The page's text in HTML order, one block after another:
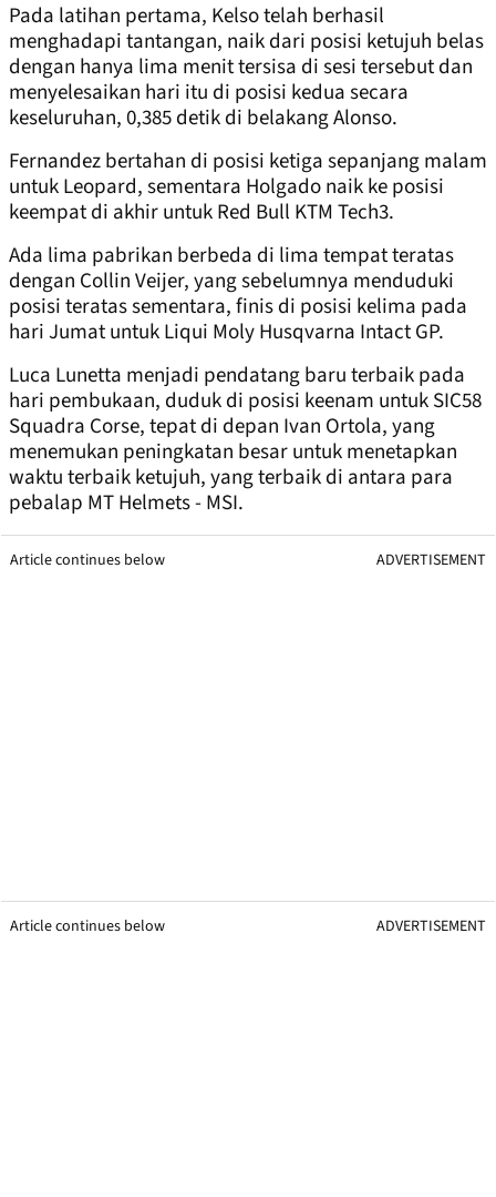
Pada latihan pertama, Kelso telah berhasil
menghadapi tantangan, naik dari posisi ketujuh belas
dengan hanya lima menit tersisa di sesi tersebut dan
menyelesaikan hari itu di posisi kedua secara
keseluruhan, 0,385 detik di belakang Alonso.
Fernandez bertahan di posisi ketiga sepanjang malam
untuk Leopard, sementara Holgado naik ke posisi
keempat di akhir untuk Red Bull KTM Tech3.
Ada lima pabrikan berbeda di lima tempat teratas
dengan Collin Veijer, yang sebelumnya menduduki
posisi teratas sementara, finis di posisi kelima pada
hari Jumat untuk Liqui Moly Husqvarna Intact GP.
Luca Lunetta menjadi pendatang baru terbaik pada
hari pembukaan, duduk di posisi keenam untuk SIC58
Squadra Corse, tepat di depan Ivan Ortola, yang
menemukan peningkatan besar untuk menetapkan
waktu terbaik ketujuh, yang terbaik di antara para
pebalap MT Helmets - MSI.
Article continues below ADVERTISEMENT
Article continues below ADVERTISEMENT